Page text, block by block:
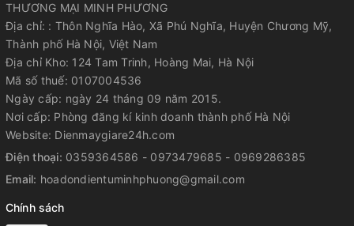
THƯƠNG MẠI MINH PHƯƠNG
Địa chỉ: : Thôn Nghĩa Hào, Xã Phú Nghĩa, Huyện Chương Mỹ,
Thành phố Hà Nội, Việt Nam
Địa chỉ Kho: 124 Tam Trinh, Hoàng Mai, Hà Nội
Mã số thuế: 0107004536
Ngày cấp: ngày 24 tháng 09 năm 2015.
Nơi cấp: Phòng đăng kí kinh doanh thành phố Hà Nội
Website: Dienmaygiare24h.com
Điện thoại: 0359364586 - 0973479685 - 0969286385
Email: hoadondientuminhphuong@gmail.com
Chính sách